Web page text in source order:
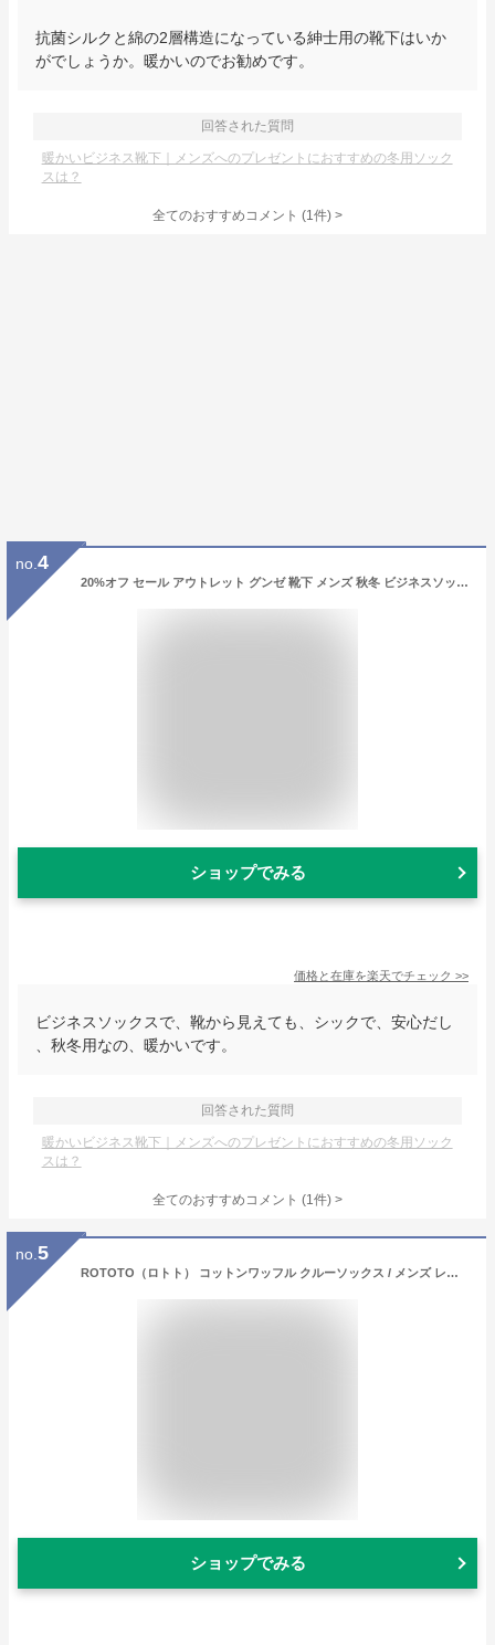
抗菌シルクと綿の2層構造になっている紳士用の靴下はいか
がでしょうか。暖かいのでお勧めです。
回答された質問
暖かいビジネス靴下｜メンズへのプレゼントにおすすめの冬用ソック
スは？
全てのおすすめコメント (1件) >
no. 4
20%オフ セール アウトレット グンゼ 靴下 メンズ 秋冬 ビジネスソックス 暖かい あったか PBJ101 POLO BCS 紳士ソックス 25-27 GUNZE91
ショップでみる
価格と在庫を楽天でチェック >>
ビジネスソックスで、靴から見えても、シックで、安心だし
、秋冬用なの、暖かいです。
回答された質問
暖かいビジネス靴下｜メンズへのプレゼントにおすすめの冬用ソック
スは？
全てのおすすめコメント (1件) >
no. 5
ROTOTO（ロトト） コットンワッフル クルーソックス / メンズ レディース / 靴下 / 無地 / 日本製 / R1110 / COTTON WAFFLE CREW SOCKS
ショップでみる